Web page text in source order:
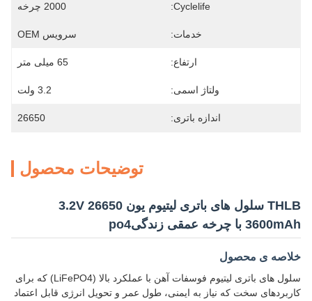
Cyclelife: 2000 چرخه
خدمات: سرویس OEM
ارتفاع: 65 میلی متر
ولتاژ اسمی: 3.2 ولت
اندازه باتری: 26650
توضیحات محصول
THLB سلول های باتری لیتیوم یون 26650 3.2V
3600mAh با چرخه عمقی زندگیpo4
خلاصه ی محصول
سلول های باتری لیتیوم فوسفات آهن با عملکرد بالا (LiFePO4) که برای
کاربردهای سخت که نیاز به ایمنی، طول عمر و تحویل انرژی قابل اعتماد